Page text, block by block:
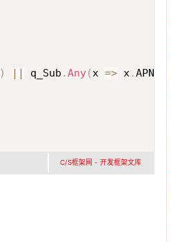
) || q_Sub .Any(x => x.APNO
C/S框架网 - 开发框架文库